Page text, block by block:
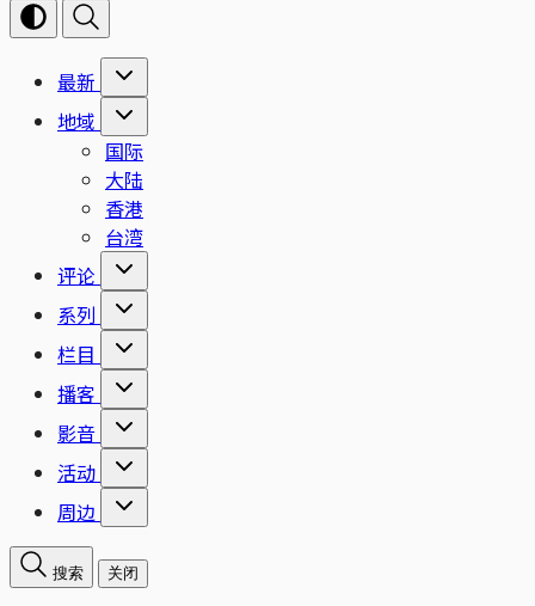
最新
地域
国际
大陆
香港
台湾
评论
系列
栏目
播客
影音
活动
周边
搜索 关闭